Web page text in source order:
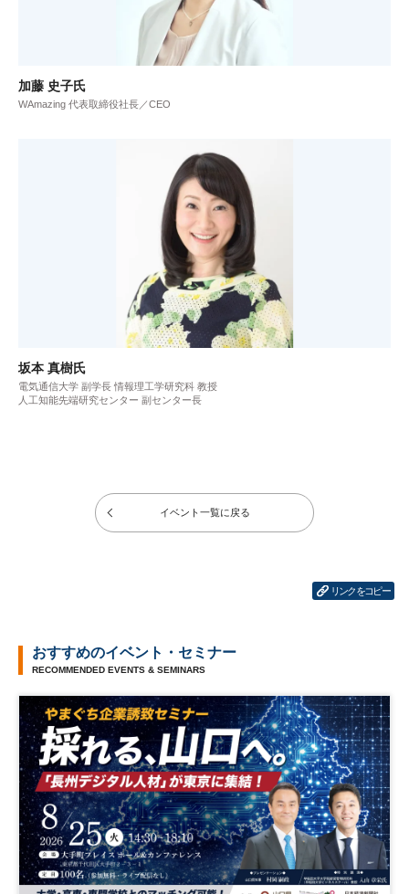
加藤 史子氏
WAmazing 代表取締役社長／CEO
坂本 真樹氏
電気通信大学 副学長 情報理工学研究科 教授
人工知能先端研究センター 副センター長
イベント一覧に戻る
リンクをコピー
おすすめのイベント・セミナー
RECOMMENDED EVENTS & SEMINARS